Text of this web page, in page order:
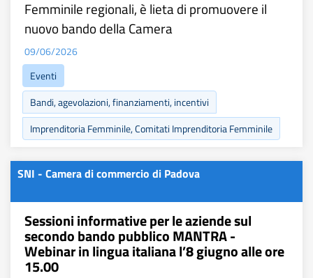
Femminile regionali, è lieta di promuovere il
nuovo bando della Camera
09/06/2026
Eventi
Bandi, agevolazioni, finanziamenti, incentivi
Imprenditoria Femminile, Comitati Imprenditoria Femminile
SNI - Camera di commercio di Padova
Sessioni informative per le aziende sul
secondo bando pubblico MANTRA -
Webinar in lingua italiana l’8 giugno alle ore
15.00